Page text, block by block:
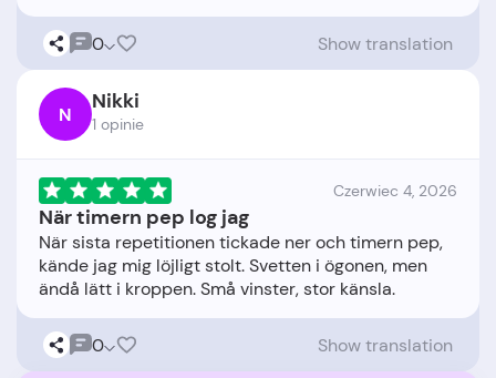
0 Show translation
N Nikki
1 opinie
Czerwiec 4, 2026
När timern pep log jag
När sista repetitionen tickade ner och timern pep,
kände jag mig löjligt stolt. Svetten i ögonen, men
0 Show translation